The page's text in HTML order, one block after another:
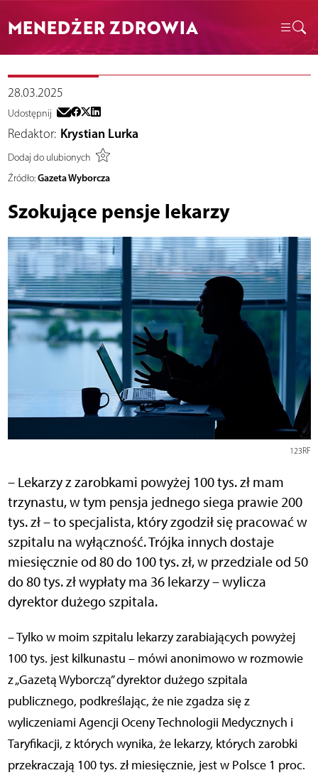
MENEDŻER ZDROWIA
28.03.2025
Udostępnij
Redaktor: Krystian Lurka
Dodaj do ulubionych
Źródło: Gazeta Wyborcza
Szokujące pensje lekarzy
123RF
– Lekarzy z zarobkami powyżej 100 tys. zł mam
trzynastu, w tym pensja jednego siega prawie 200
tys. zł – to specjalista, który zgodził się pracować w
szpitalu na wyłączność. Trójka innych dostaje
miesięcznie od 80 do 100 tys. zł, w przedziale od 50
do 80 tys. zł wypłaty ma 36 lekarzy – wylicza
dyrektor dużego szpitala.
– Tylko w moim szpitalu lekarzy zarabiających powyżej
100 tys. jest kilkunastu – mówi anonimowo w rozmowie
z „Gazetą Wyborczą” dyrektor dużego szpitala
publicznego, podkreślając, że nie zgadza się z
wyliczeniami Agencji Oceny Technologii Medycznych i
Taryfikacji, z których wynika, że lekarzy, których zarobki
przekraczają 100 tys. zł miesięcznie, jest w Polsce 1 proc.